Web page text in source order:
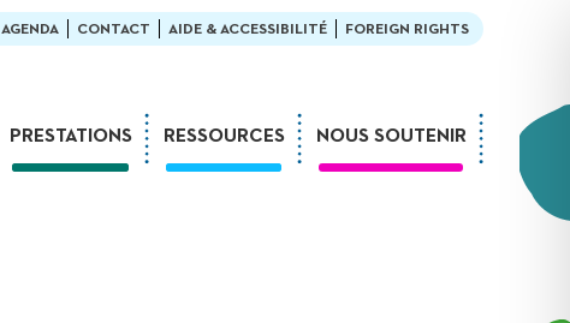
AGENDA CONTACT AIDE & ACCESSIBILITÉ FOREIGN RIGHTS
PRESTATIONS RESSOURCES NOUS SOUTENIR